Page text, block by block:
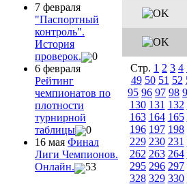
7 февраля
"Паспортный
контроль".
История
проверок.
0
6 февраля
Рейтинг
чемпионатов по
плотности
турнирной
таблицы
0
16 мая Финал
Лиги Чемпионов.
Онлайн.
53
Стр. 1 2 3 4
49 50 51 52
95 96 97 98
130 131 132
163 164 165
196 197 198
229 230 231
262 263 264
295 296 297
328 329 330